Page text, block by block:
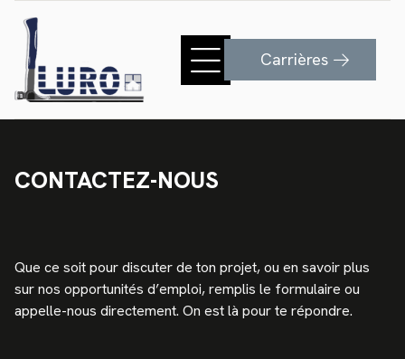
Carrières
CONTACTEZ-NOUS
Que ce soit pour discuter de ton projet, ou en savoir plus
sur nos opportunités d’emploi, remplis le formulaire ou
appelle-nous directement. On est là pour te répondre.